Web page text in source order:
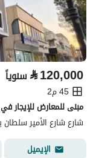
⃁120,000 سنوياً
45 م2
مبنى للمعارض للإيجار في
شارع شارع الأمير سلطان
الإيميل